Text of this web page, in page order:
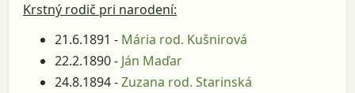
Krstný rodič pri narodení:
21.6.1891 - Mária rod. Kušnirová
22.2.1890 - Ján Maďar
24.8.1894 -Zuzana rod. Starinská